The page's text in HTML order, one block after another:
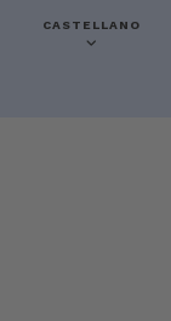
CASTELLANO